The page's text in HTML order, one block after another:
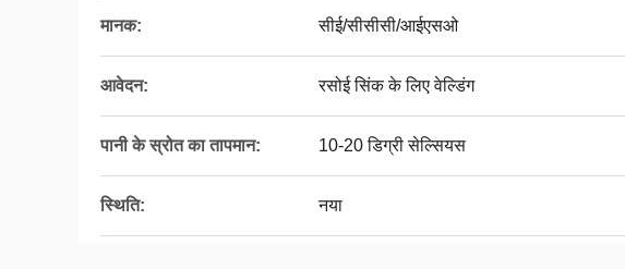
मानक: सीई/सीसीसी/आईएसओ
आवेदन: रसोई सिंक के लिए वेल्डिंग
पानी के स्रोत का तापमान: 10-20 डिग्री सेल्सियस
स्थिति: नया